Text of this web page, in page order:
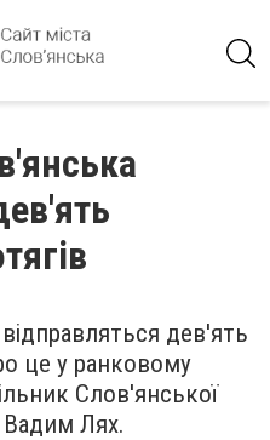
дев'ять
це у ранковому
Слов'янської
Вадим Лях.